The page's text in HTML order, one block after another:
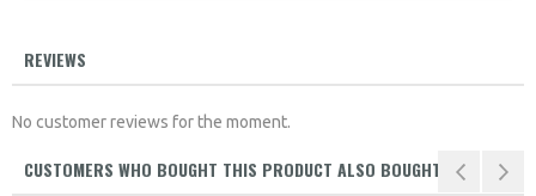
REVIEWS
No customer reviews for the moment.
CUSTOMERS WHO BOUGHT THIS PRODUCT ALSO BOUGHT: